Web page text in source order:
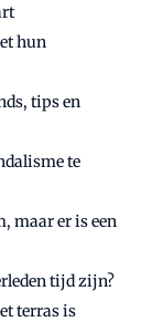
hun
tips en
te
maar er is een
tijd zijn?
terras is